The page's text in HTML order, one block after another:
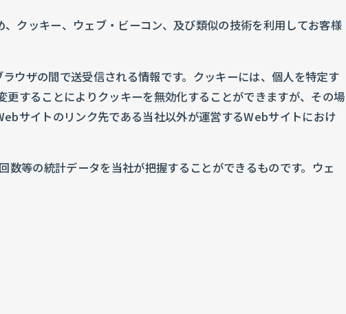
クッキー、ウェブ・ビーコン、及び類似の技術を利用してお客様
ウザの間で送受信される情報です。クッキーには、個人を特定す
することによりクッキーを無効化することができますが、その場
サイトのリンク先である当社以外が運営するWebサイトにおけ
等の統計データを当社が把握することができるものです。ウェ